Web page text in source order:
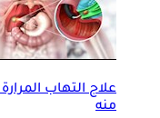
علاج التهاب
منه